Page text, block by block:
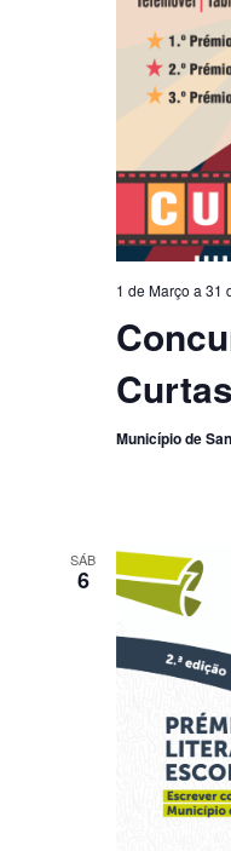
1 de Março a 31
Município de
SÁB
6